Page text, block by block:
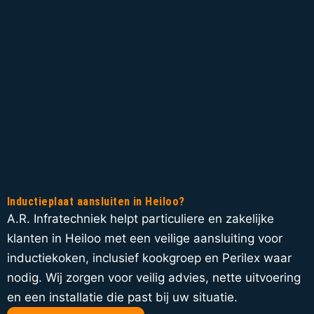
Inductieplaat aansluiten in Heiloo?
A.R. Infratechniek helpt particuliere en zakelijke
klanten in Heiloo met een veilige aansluiting voor
inductiekoken, inclusief kookgroep en Perilex waar
nodig. Wij zorgen voor veilig advies, nette uitvoering
en een installatie die past bij uw situatie.